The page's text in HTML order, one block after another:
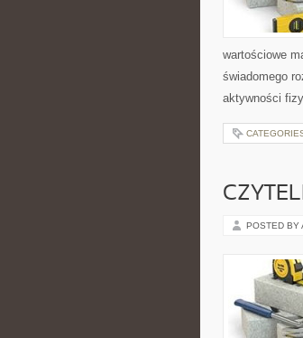
wartościowe
świadomego
aktywności
POSTED BY